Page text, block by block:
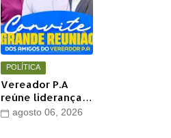
POLÍTICA
Vereador P.A
reúne lideranças
e apoiadores em
agosto 06, 2026